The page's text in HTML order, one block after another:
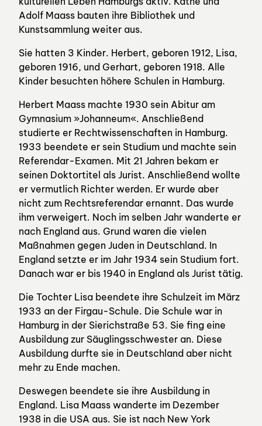
Adolf Maass bauten ihre Bibliothek und
Kunstsammlung weiter aus.
Sie hatten 3 Kinder. Herbert, geboren 1912, Lisa,
geboren 1916, und Gerhart, geboren 1918. Alle
Kinder besuchten höhere Schulen in Hamburg.
Herbert Maass machte 1930 sein Abitur am
Gymnasium »Johanneum«. Anschließend
studierte er Rechtwissenschaften in Hamburg.
1933 beendete er sein Studium und machte sein
Referendar-Examen. Mit 21 Jahren bekam er
seinen Doktortitel als Jurist. Anschließend wollte
er vermutlich Richter werden. Er wurde aber
nicht zum Rechtsreferendar ernannt. Das wurde
ihm verweigert. Noch im selben Jahr wanderte er
nach England aus. Grund waren die vielen
Maßnahmen gegen Juden in Deutschland. In
England setzte er im Jahr 1934 sein Studium fort.
Danach war er bis 1940 in England als Jurist tätig.
Die Tochter Lisa beendete ihre Schulzeit im März
1933 an der Firgau-Schule. Die Schule war in
Hamburg in der Sierichstraße 53. Sie fing eine
Ausbildung zur Säuglingsschwester an. Diese
Ausbildung durfte sie in Deutschland aber nicht
mehr zu Ende machen.
Deswegen beendete sie ihre Ausbildung in
England. Lisa Maass wanderte im Dezember
1938 in die USA aus. Sie ist nach New York